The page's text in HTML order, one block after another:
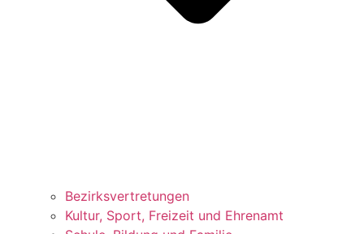
Bezirks­vertretungen
Kul­tur, Sport, Frei­zeit und Ehrenamt